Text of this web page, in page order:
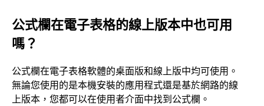
公式欄在電子表格的線上版本中也可用
嗎？
公式欄在電子表格軟體的桌面版和線上版中均可使用。
無論您使用的是本機安裝的應用程式還是基於網路的線
上版本，您都可以在使用者介面中找到公式欄。